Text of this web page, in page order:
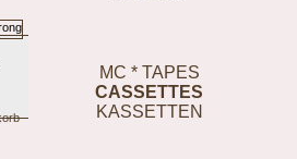
MC * TAPES
CASSETTES
KASSETTEN